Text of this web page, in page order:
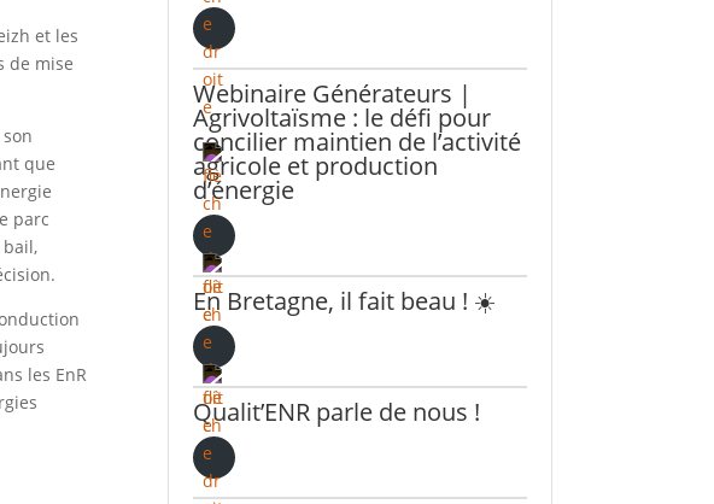
et les
de mise
que
parc
les EnR
Webinaire Générateurs |
Agrivoltaïsme : le défi pour
concilier maintien de l’activité
agricole et production
d’énergie
En Bretagne, il fait beau ! ☀️
Qualit’ENR parle de nous !